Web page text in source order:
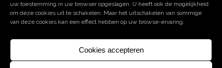
uw toestemming in uw browser opgeslagen. U heeft ook de mogelijkheid
om deze cookies uit te schakelen. Maar het uitschakelen van sommige
van deze cookies kan een effect hebben op uw browse-ervaring.
Cookies accepteren
Fax: +32 52 33 79 86
Email:info@invebelgie.be
Les cookies nous permettent de vous proposer nos services